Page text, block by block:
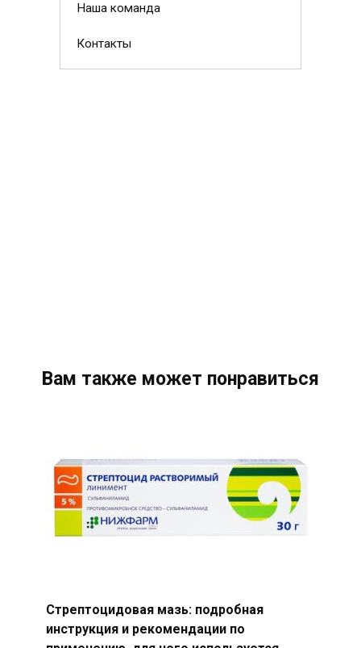
Наша команда
Контакты
Вам также может понравиться
Стрептоцидовая мазь: подробная
инструкция и рекомендации по